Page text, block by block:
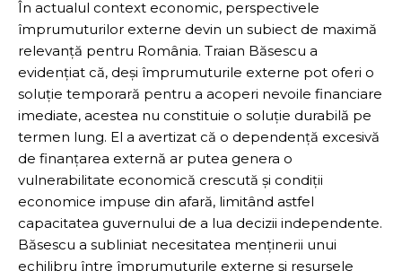
În actualul context economic, perspectivele
împrumuturilor externe devin un subiect de maximă
relevanță pentru România. Traian Băsescu a
evidențiat că, deși împrumuturile externe pot oferi o
soluție temporară pentru a acoperi nevoile financiare
imediate, acestea nu constituie o soluție durabilă pe
termen lung. El a avertizat că o dependență excesivă
de finanțarea externă ar putea genera o
vulnerabilitate economică crescută și condiții
economice impuse din afară, limitând astfel
capacitatea guvernului de a lua decizii independente.
Băsescu a subliniat necesitatea menținerii unui
echilibru între împrumuturile externe și resursele